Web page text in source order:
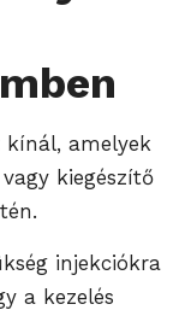
amelyek
kiegészítő
injekciókra
a kezelés